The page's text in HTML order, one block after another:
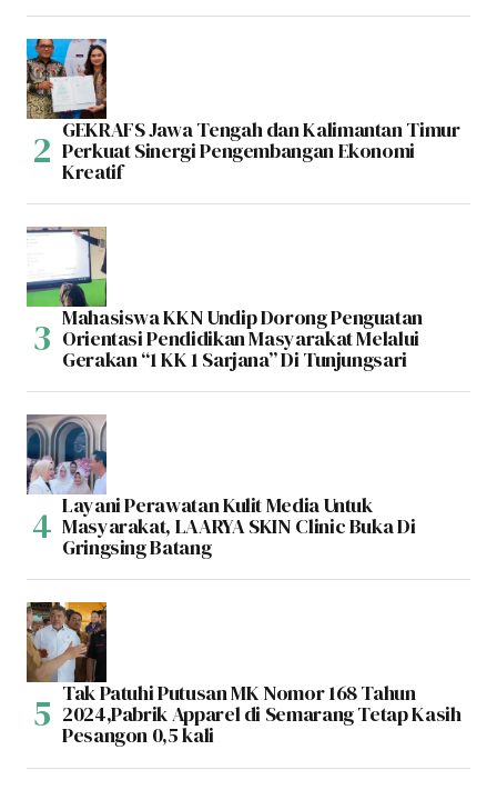
GEKRAFS Jawa Tengah dan Kalimantan Timur
Perkuat Sinergi Pengembangan Ekonomi
Kreatif
Mahasiswa KKN Undip Dorong Penguatan
Orientasi Pendidikan Masyarakat Melalui
Gerakan “1 KK 1 Sarjana” Di Tunjungsari
Layani Perawatan Kulit Media Untuk
Masyarakat, LAARYA SKIN Clinic Buka Di
Gringsing Batang
Tak Patuhi Putusan MK Nomor 168 Tahun
2024,Pabrik Apparel di Semarang Tetap Kasih
Pesangon 0,5 kali